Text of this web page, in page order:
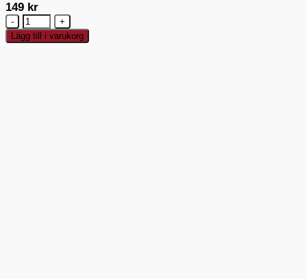
149 kr
Silikomart
Classic
Financiersform
Lägg till i varukorg